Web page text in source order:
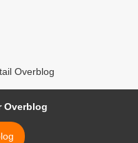
Overblog
Overblog